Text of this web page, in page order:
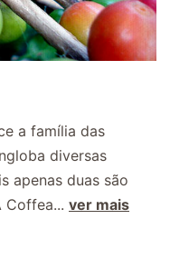
a família das
diversas
apenas duas são
Coffea... ver mais